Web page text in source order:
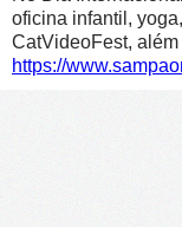
oficina infantil,
CatVideoFest,
https://